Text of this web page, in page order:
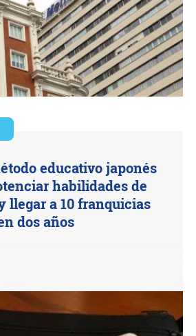
educativo japonés
habilidades de
llegar a 10 franquicias
dos años